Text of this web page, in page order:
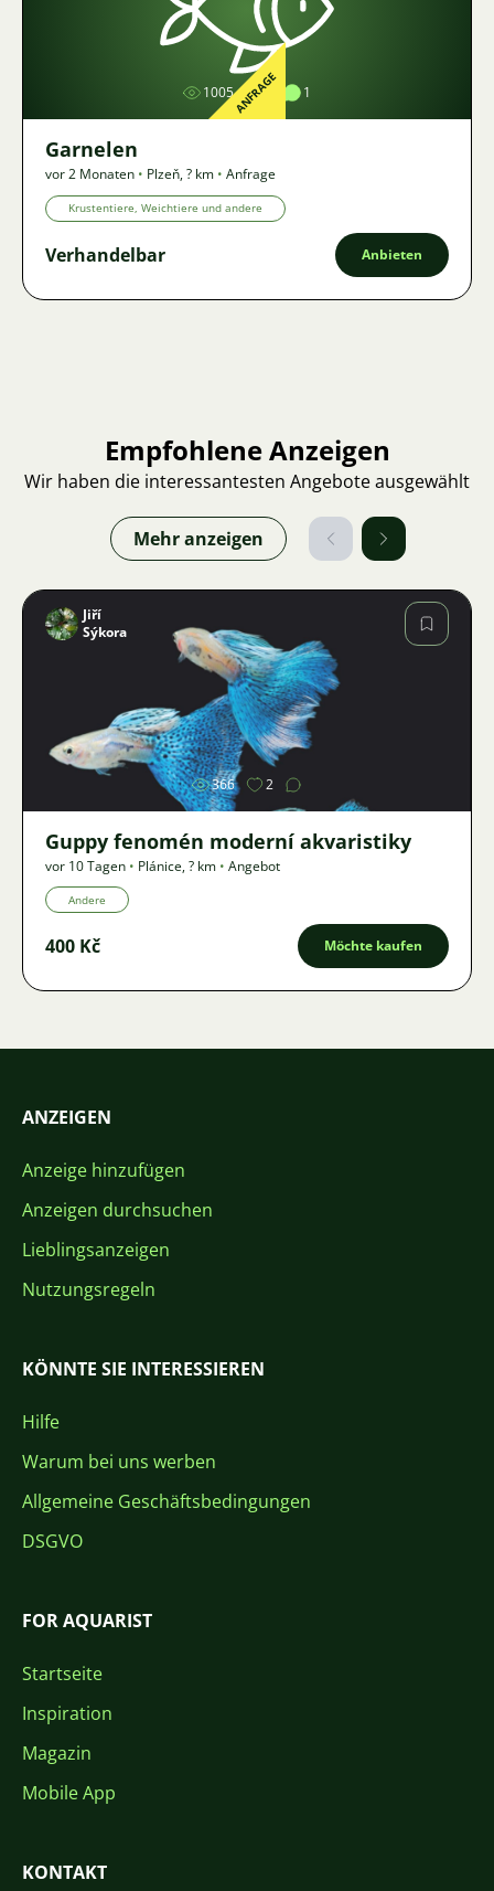
Bild
1005 1 1
ANFRAGE
Garnelen
vor 2 Monaten • Plzeň,? km • Anfrage
Krustentiere, Weichtiere und andere
Verhandelbar Anbieten
Empfohlene Anzeigen
Wir haben die interessantesten Angebote ausgewählt
Mehr anzeigen
Bild
Jiří
Sýkora
366 2
Guppy fenomén moderní akvaristiky
vor 10 Tagen • Plánice,? km • Angebot
Andere
400 Kč Möchte kaufen
ANZEIGEN
Anzeige hinzufügen
Anzeigen durchsuchen
Lieblingsanzeigen
Nutzungsregeln
KÖNNTE SIE INTERESSIEREN
Hilfe
Warum bei uns werben
Allgemeine Geschäftsbedingungen
DSGVO
FOR AQUARIST
Startseite
Inspiration
Magazin
Mobile App
KONTAKT